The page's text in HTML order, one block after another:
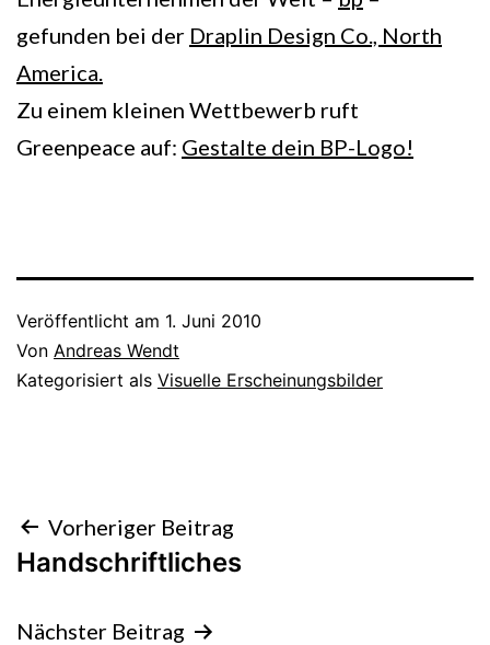
gefunden bei der Draplin Design Co., North
America.
Zu einem kleinen Wettbewerb ruft
Greenpeace auf: Gestalte dein BP-Logo!
Veröffentlicht am 1. Juni 2010
Von Andreas Wendt
Kategorisiert als Visuelle Erscheinungsbilder
Beitragsnavigation
Vorheriger Beitrag
Handschriftliches
Nächster Beitrag